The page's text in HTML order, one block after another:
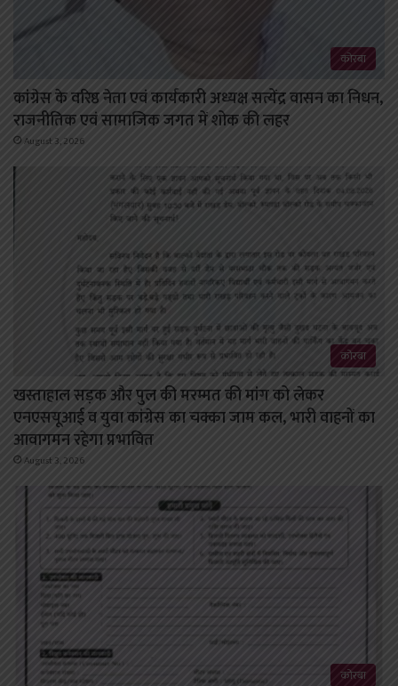
कोरबा
कांग्रेस के वरिष्ठ नेता एवं कार्यकारी अध्यक्ष सत्येंद्र वासन का निधन,
राजनीतिक एवं सामाजिक जगत में शोक की लहर
August 3, 2026
कोरबा
खस्ताहाल सड़क और पुल की मरम्मत की मांग को लेकर
एनएसयूआई व युवा कांग्रेस का चक्का जाम कल, भारी वाहनों का
आवागमन रहेगा प्रभावित
August 3, 2026
कोरबा